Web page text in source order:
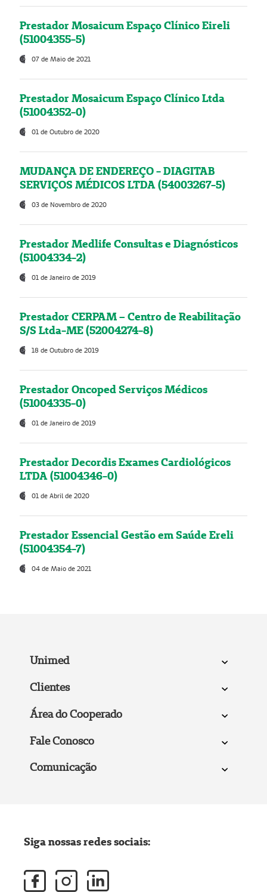
Prestador Mosaicum Espaço Clínico Eireli
(51004355-5)
07 de Maio de 2021
Prestador Mosaicum Espaço Clínico Ltda
(51004352-0)
01 de Outubro de 2020
MUDANÇA DE ENDEREÇO - DIAGITAB
SERVIÇOS MÉDICOS LTDA (54003267-5)
03 de Novembro de 2020
Prestador Medlife Consultas e Diagnósticos
(51004334-2)
01 de Janeiro de 2019
Prestador CERPAM – Centro de Reabilitação
S/S Ltda-ME (52004274-8)
18 de Outubro de 2019
Prestador Oncoped Serviços Médicos
(51004335-0)
01 de Janeiro de 2019
Prestador Decordis Exames Cardiológicos
LTDA (51004346-0)
01 de Abril de 2020
Prestador Essencial Gestão em Saúde Ereli
(51004354-7)
04 de Maio de 2021
Unimed
Clientes
Área do Cooperado
Fale Conosco
Comunicação
Siga nossas redes sociais: